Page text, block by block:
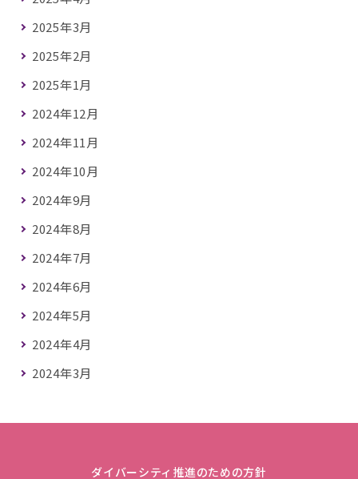
2025年3月
2025年2月
2025年1月
2024年12月
2024年11月
2024年10月
2024年9月
2024年8月
2024年7月
2024年6月
2024年5月
2024年4月
2024年3月
ダイバーシティ推進のための方針